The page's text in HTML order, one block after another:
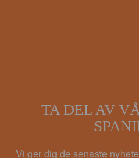
TA DEL AV
Vi ger dig de senaste